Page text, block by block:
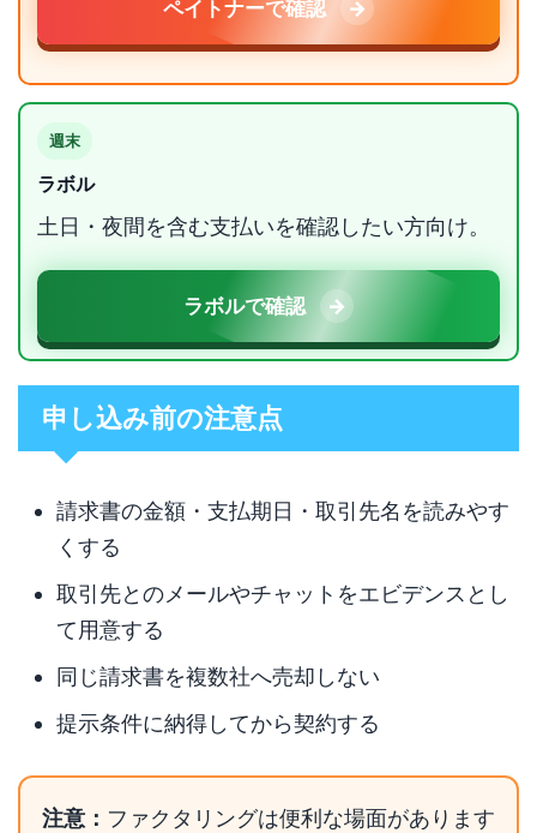
ペイトナーで確認
週末
ラボル
土日・夜間を含む支払いを確認したい方向け。
ラボルで確認
申し込み前の注意点
請求書の金額・支払期日・取引先名を読みやす
くする
取引先とのメールやチャットをエビデンスとし
て用意する
同じ請求書を複数社へ売却しない
提示条件に納得してから契約する
注意： ファクタリングは便利な場面があります